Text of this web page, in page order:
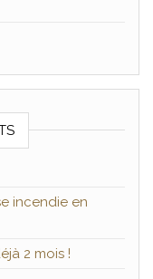
incendie en
2 mois !